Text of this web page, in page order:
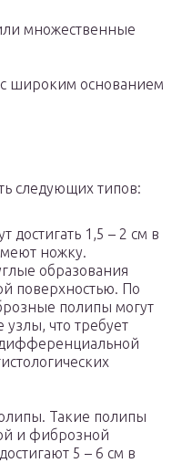
множественные
широким основанием
следующих типов:
1,5 – 2 см в
ножку.
образования
поверхностью. По
полипы могут
что требует
Такие полипы
и фиброзной
5 – 6 см в